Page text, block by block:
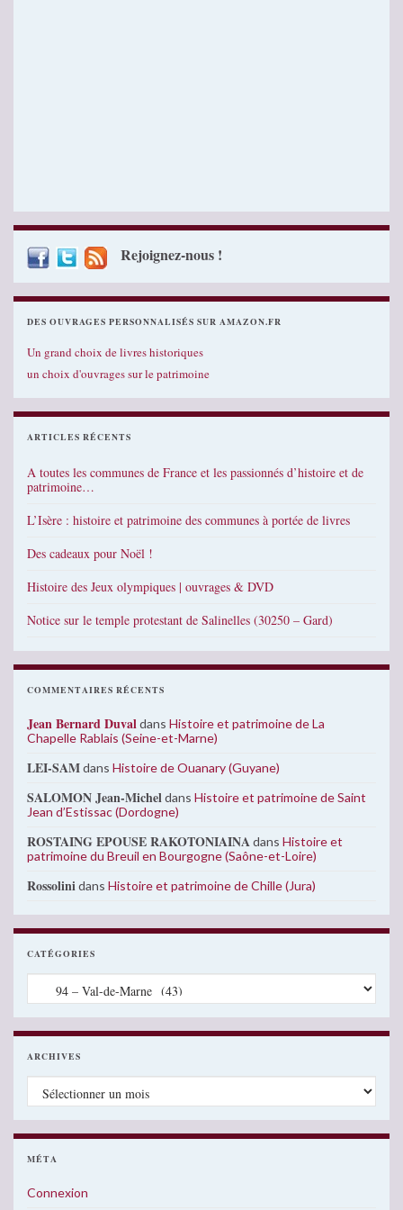
Rejoignez-nous !
DES OUVRAGES PERSONNALISÉS SUR AMAZON.FR
Un grand choix de livres historiques
un choix d'ouvrages sur le patrimoine
ARTICLES RÉCENTS
A toutes les communes de France et les passionnés d’histoire et de
patrimoine…
L’Isère : histoire et patrimoine des communes à portée de livres
Des cadeaux pour Noël !
Histoire des Jeux olympiques | ouvrages & DVD
Notice sur le temple protestant de Salinelles (30250 – Gard)
COMMENTAIRES RÉCENTS
Jean Bernard Duvaldans Histoire et patrimoine de La
Chapelle Rablais (Seine-et-Marne)
LEI-SAMdans Histoire de Ouanary (Guyane)
SALOMON Jean-Micheldans Histoire et patrimoine de Saint
Jean d’Estissac (Dordogne)
ROSTAING EPOUSE RAKOTONIAINAdans Histoire et
patrimoine du Breuil en Bourgogne (Saône-et-Loire)
Rossolinidans Histoire et patrimoine de Chille (Jura)
CATÉGORIES
ARCHIVES
MÉTA
Connexion